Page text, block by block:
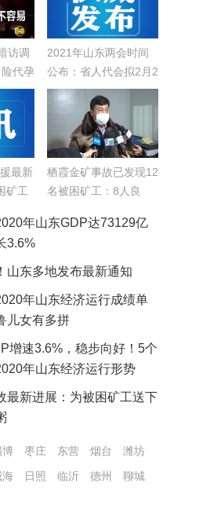
访调
代孕
三四
2021年山东两会时间
公布：省人代会拟2月2
日召开，省政协会拟2
月1日召开
最新
矿工
明确
栖霞金矿事故已发现12
名被困矿工：8人良
迷，1人伤情不明
年山东GDP达73129亿
3.6%
山东多地发布最新通知
年山东经济运行成绩单
儿女有多拼
增速3.6%，稳步向好！5个
年山东经济运行形势
最新进展：为被困矿工送下
博 枣庄 东营 烟台
潍坊
海 日照 临沂 德州
聊城